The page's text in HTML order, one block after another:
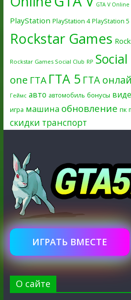
GTA V Online
PlayStation PlayStation 4 PlayStation 5
Rockstar Games
Rockstar Games Social Club RP
one ГТА ГТА 5 ГТА
Геймс авто автомобиль бонусы
игра машина обновление пк
скидки транспорт
ИГРАТЬ ВМЕСТЕ
О сайте